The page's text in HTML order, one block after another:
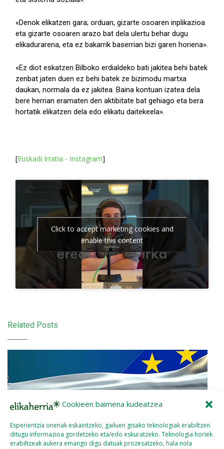
Cookieen baimena kudeatzea
Esperientzia onenak eskaintzeko, gailuen gisako teknologiak erabiltzen
ditugu informazioa gordetzeko eta/edo eskuratzeko. Teknologia horiek
erabiltzeak aukera emango digu datuak prozesatzeko, hala nola
«Denok elikatzen gara; orduan, gizarte osoaren inplikazioa
eta gizarte osoaren arazo bat dela ulertu behar dugu
elikadurarena, eta ez bakarrik baserrian bizi garen horiena».
«Ez diot eskatzen Bilboko erdialdeko bati jakitea behi batek
zenbat jaten duen ez behi batek ze bizimodu martxa
daukan, normala da ez jakitea. Baina kontuan izatea dela
bere herrian eramaten den aktibitate bat gehiago eta bera
hortatik elikatzen dela edo elikatu daitekeela».
[Euskadi Irratia - Instagram]
Click to accept marketing cookies and
enable this content
Related Posts